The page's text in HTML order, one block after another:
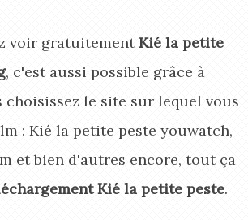
voir gratuitementKié la petite
, c'est aussi possible grâce à
choisissez le site sur lequel vous
: Kié la petite peste youwatch,
et bien d'autres encore, tout ça
Kié la petite peste.